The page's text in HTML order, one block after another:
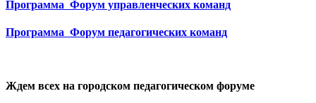
Программа_Форум управленческих команд
Программа_Форум педагогических команд
Ждем всехна городском педагогическом форуме